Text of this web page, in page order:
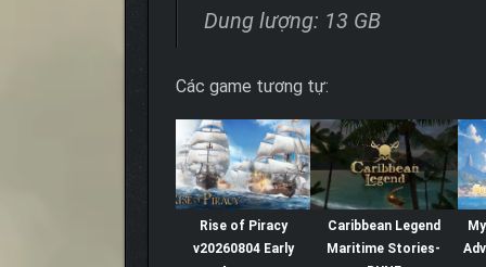
Dung lượng: 13 GB
Các game tương tự:
Rise of Piracy
v20260804 Early
Caribbean Legend
Maritime Stories-